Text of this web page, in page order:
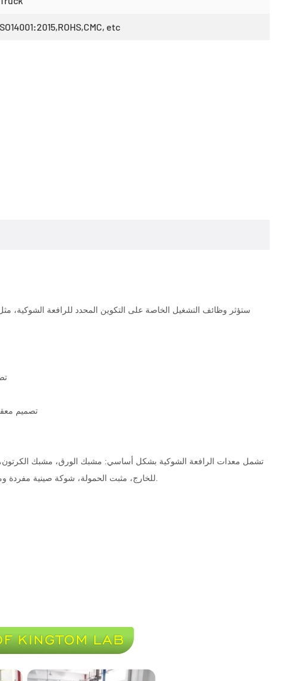
etc
ستؤثر وظائف التشغيل الخاصة على التكوين المحدد للرافعة الشوكية،
·
· تصميم
تشمل معدات الرافعة الشوكية بشكل أساسي: مشبك الورق، مشبك الكرتون،
للخارج، مثبت الحمولة، شوكة صينية مفردة ومزدوجة، مشبك التبغ، مشبك الطوب، مشبك الشوكة، مشبك الإطارات وما إلى ذلك.